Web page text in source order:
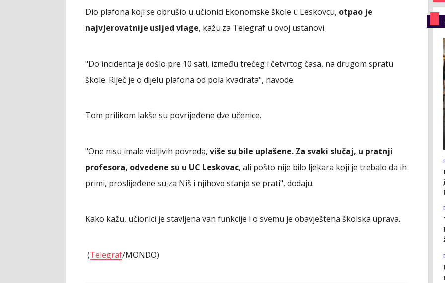
Dio plafona koji se obrušio u učionici Ekonomske škole u Leskovcu, otpao je
najvjerovatnije usljed vlage, kažu za Telegraf u ovoj ustanovi.
"Do incidenta je došlo pre 10 sati, između trećeg i četvrtog časa, na drugom spratu
škole. Riječ je o dijelu plafona od pola kvadrata", navode.
Tom prilikom lakše su povrijeđene dve učenice.
"One nisu imale vidljivih povreda, više su bile uplašene. Za svaki slučaj, u pratnji
profesora, odvedene su u UC Leskovac, ali pošto nije bilo ljekara koji je trebalo da ih
primi, proslijeđene su za Niš i njihovo stanje se prati", dodaju.
Kako kažu, učionici je stavljena van funkcije i o svemu je obavještena školska uprava.
(Telegraf/MONDO)